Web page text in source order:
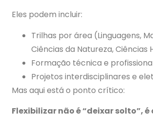
Eles podem incluir:
Trilhas por área (Linguagens,
Ciências da Natureza, Ciências
Formação técnica e
Projetos interdisciplinares e
Mas aqui está o ponto crítico:
Flexibilizar não é “deixar solto”,